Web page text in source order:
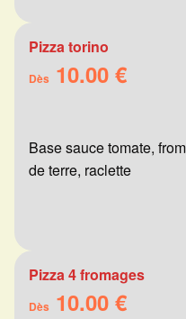
Pizza torino
Dès 10.00 €
Base sauce tomate,
de terre, raclette
Pizza 4 fromages
Dès 10.00 €